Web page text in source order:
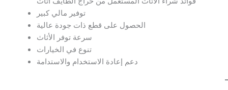
توفير مالي كبير
الحصول على قطع ذات جودة عالية
سرعة توفر الأثاث
تنوع في الخيارات
دعم إعادة الاستخدام والاستدامة